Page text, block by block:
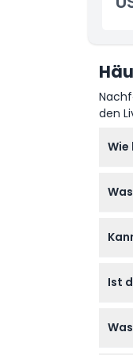
den
Wie
Ist